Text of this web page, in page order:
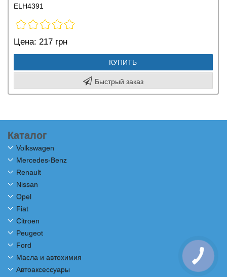
ELH4391
Цена: 217 грн
КУПИТЬ
Быстрый заказ
Каталог
Volkswagen
Mercedes-Benz
Renault
Nissan
Opel
Fiat
Citroen
Peugeot
Ford
Масла и автохимия
Автоаксессуары